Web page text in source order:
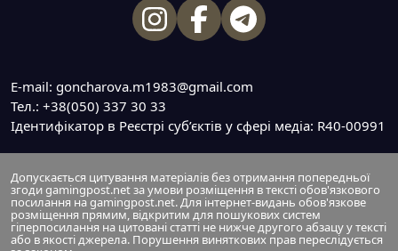
E-mail: goncharova.m1983@gmail.com
Тел.: +38(050) 337 30 33
Ідентифікатор в Реєстрі суб’єктів у сфері медіа: R40-00991
Допускається цитування матеріалів без отримання попередньої
згоди gamingpost.net за умови розміщення в тексті обов'язкового
посилання на gamingpost.net. Для інтернет-видань обов'язкове
розміщення прямим, відкритим для пошукових систем
гіперпосилання на цитовані статті не нижче другого абзацу у тексті
або в якості джерела. Порушення виняткових прав переслідується